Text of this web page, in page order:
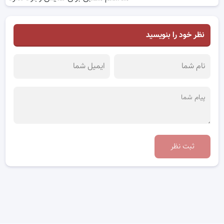
نظر خود را بنویسید
ثبت نظر